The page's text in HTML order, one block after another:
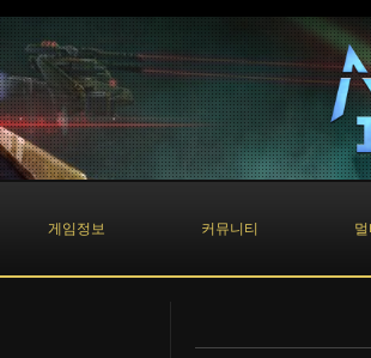
게임정보 커뮤니티
스케치북5
스케치북5